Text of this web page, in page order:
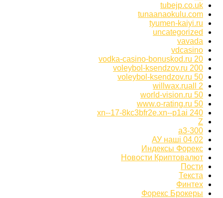
tubejp.co.uk
tunaanaokulu.com
tyumen-kaiyi.ru
uncategorized
vavada
vdcasino
vodka-casino-bonuskod.ru 20
voleybol-ksendzov.ru 200
voleybol-ksendzov.ru 50
willwax.ruall 2
world-vision.ru 50
www.o-rating.ru 50
xn--17-8kc3bfr2e.xn--p1ai 240
Z
а3-300
АУ наші 04.02
Индексы Форекс
Новости Криптовалют
Пости
Текста
Финтех
Форекс Брокеры